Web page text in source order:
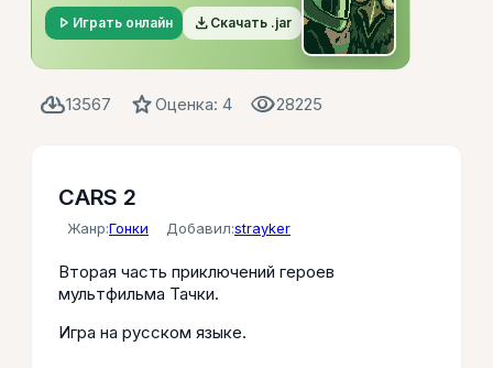
play_arrow Играть онлайн file_download Скачать .jar
cloud_download13567 starОценка: 4 visibility28225
CARS 2
Жанр:Гонки Добавил:strayker
Вторая часть приключений героев
мультфильма Тачки.
Игра на русском языке.